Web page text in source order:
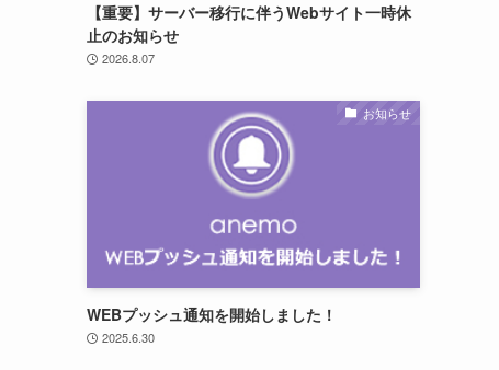
【重要】サーバー移行に伴うWebサイト一時休
止のお知らせ
2026.8.07
お知らせ
WEBプッシュ通知を開始しました！
2025.6.30